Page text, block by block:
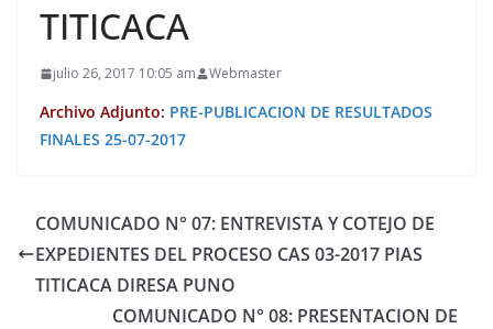
TITICACA
julio 26, 2017 10:05 am Webmaster
Archivo Adjunto: PRE-PUBLICACION DE RESULTADOS
FINALES 25-07-2017
COMUNICADO N° 07: ENTREVISTA Y COTEJO DE
EXPEDIENTES DEL PROCESO CAS 03-2017 PIAS
TITICACA DIRESA PUNO
COMUNICADO N° 08: PRESENTACION DE